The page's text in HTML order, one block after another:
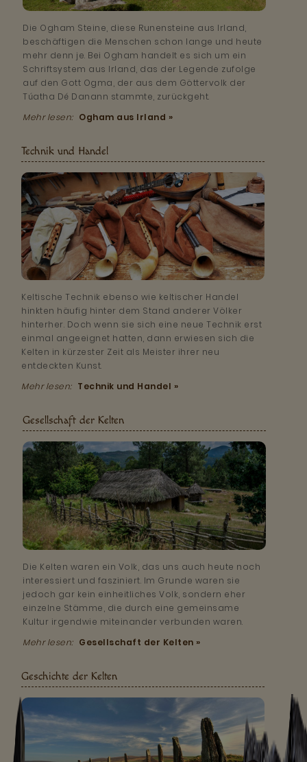
Die Ogham Steine, diese Runensteine aus Irland,
beschäftigen die Menschen schon lange und heute
mehr denn je. Bei Ogham handelt es sich um ein
Schriftsystem aus Irland, das der Legende zufolge
auf den Gott Ogma, der aus dem Göttervolk der
Túatha Dé Danann stammte, zurückgeht.
Mehr lesen: Ogham aus Irland »
Technik und Handel
Keltische Technik ebenso wie keltischer Handel
hinkten häufig hinter dem Stand anderer Völker
hinterher. Doch wenn sie sich eine neue Technik erst
einmal angeeignet hatten, dann erwiesen sich die
Kelten in kürzester Zeit als Meister ihrer neu
entdeckten Kunst.
Mehr lesen: Technik und Handel »
Gesellschaft der Kelten
Die Kelten waren ein Volk, das uns auch heute noch
interessiert und fasziniert. Im Grunde waren sie
jedoch gar kein einheitliches Volk, sondern eher
einzelne Stämme, die durch eine gemeinsame
Kultur irgendwie miteinander verbunden waren.
Mehr lesen: Gesellschaft der Kelten »
Geschichte der Kelten